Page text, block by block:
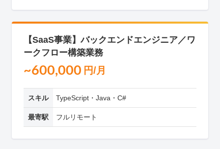
【SaaS事業】バックエンドエンジニア／ワ
ークフロー構築業務
~600,000 円/月
スキル TypeScript・Java・C#
最寄駅 フルリモート